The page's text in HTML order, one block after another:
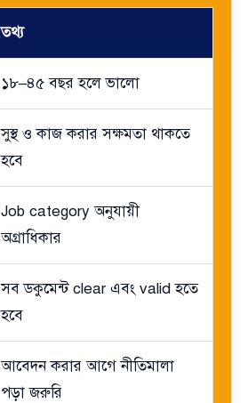
তথ্য
১৮–৪৫ বছর হলে ভালো
সুস্থ ও কাজ করার সক্ষমতা থাকতে
হবে
Job category অনুযায়ী
অগ্রাধিকার
সব ডকুমেন্ট clear এবং valid হতে
হবে
আবেদন করার আগে নীতিমালা
পড়া জরুরি